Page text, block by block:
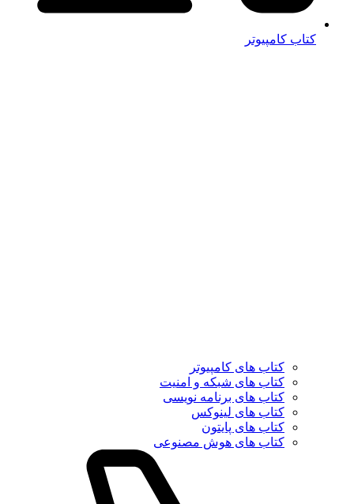
کتاب کامپیوتر
کتاب های کامپیوتر
کتاب های شبکه و امنیت
کتاب های برنامه نویسی
کتاب های لینوکس
کتاب های پایتون
کتاب های هوش مصنوعی